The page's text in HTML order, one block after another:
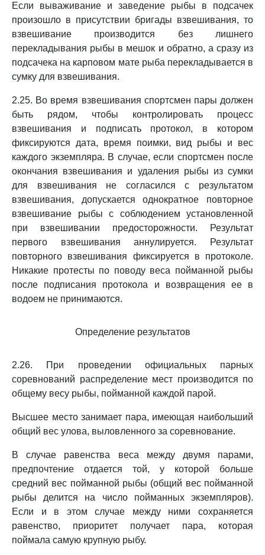
Если вываживание и заведение рыбы в подсачек
произошло в присутствии бригады взвешивания, то
взвешивание производится без лишнего
перекладывания рыбы в мешок и обратно, а сразу из
подсачека на карповом мате рыба перекладывается в
сумку для взвешивания.
2.25. Во время взвешивания спортсмен пары должен
быть рядом, чтобы контролировать процесс
взвешивания и подписать протокол, в котором
фиксируются дата, время поимки, вид рыбы и вес
каждого экземпляра. В случае, если спортсмен после
окончания взвешивания и удаления рыбы из сумки
для взвешивания не согласился с результатом
взвешивания, допускается однократное повторное
взвешивание рыбы с соблюдением установленной
при взвешивании предосторожности. Результат
первого взвешивания аннулируется. Результат
повторного взвешивания фиксируется в протоколе.
Никакие протесты по поводу веса пойманной рыбы
после подписания протокола и возвращения ее в
водоем не принимаются.
Определение результатов
2.26. При проведении официальных парных
соревнований распределение мест производится по
общему весу рыбы, пойманной каждой парой.
Высшее место занимает пара, имеющая наибольший
общий вес улова, выловленного за соревнование.
В случае равенства веса между двумя парами,
предпочтение отдается той, у которой больше
средний вес пойманной рыбы (общий вес пойманной
рыбы делится на число пойманных экземпляров).
Если и в этом случае между ними сохраняется
равенство, приоритет получает пара, которая
поймала самую крупную рыбу.